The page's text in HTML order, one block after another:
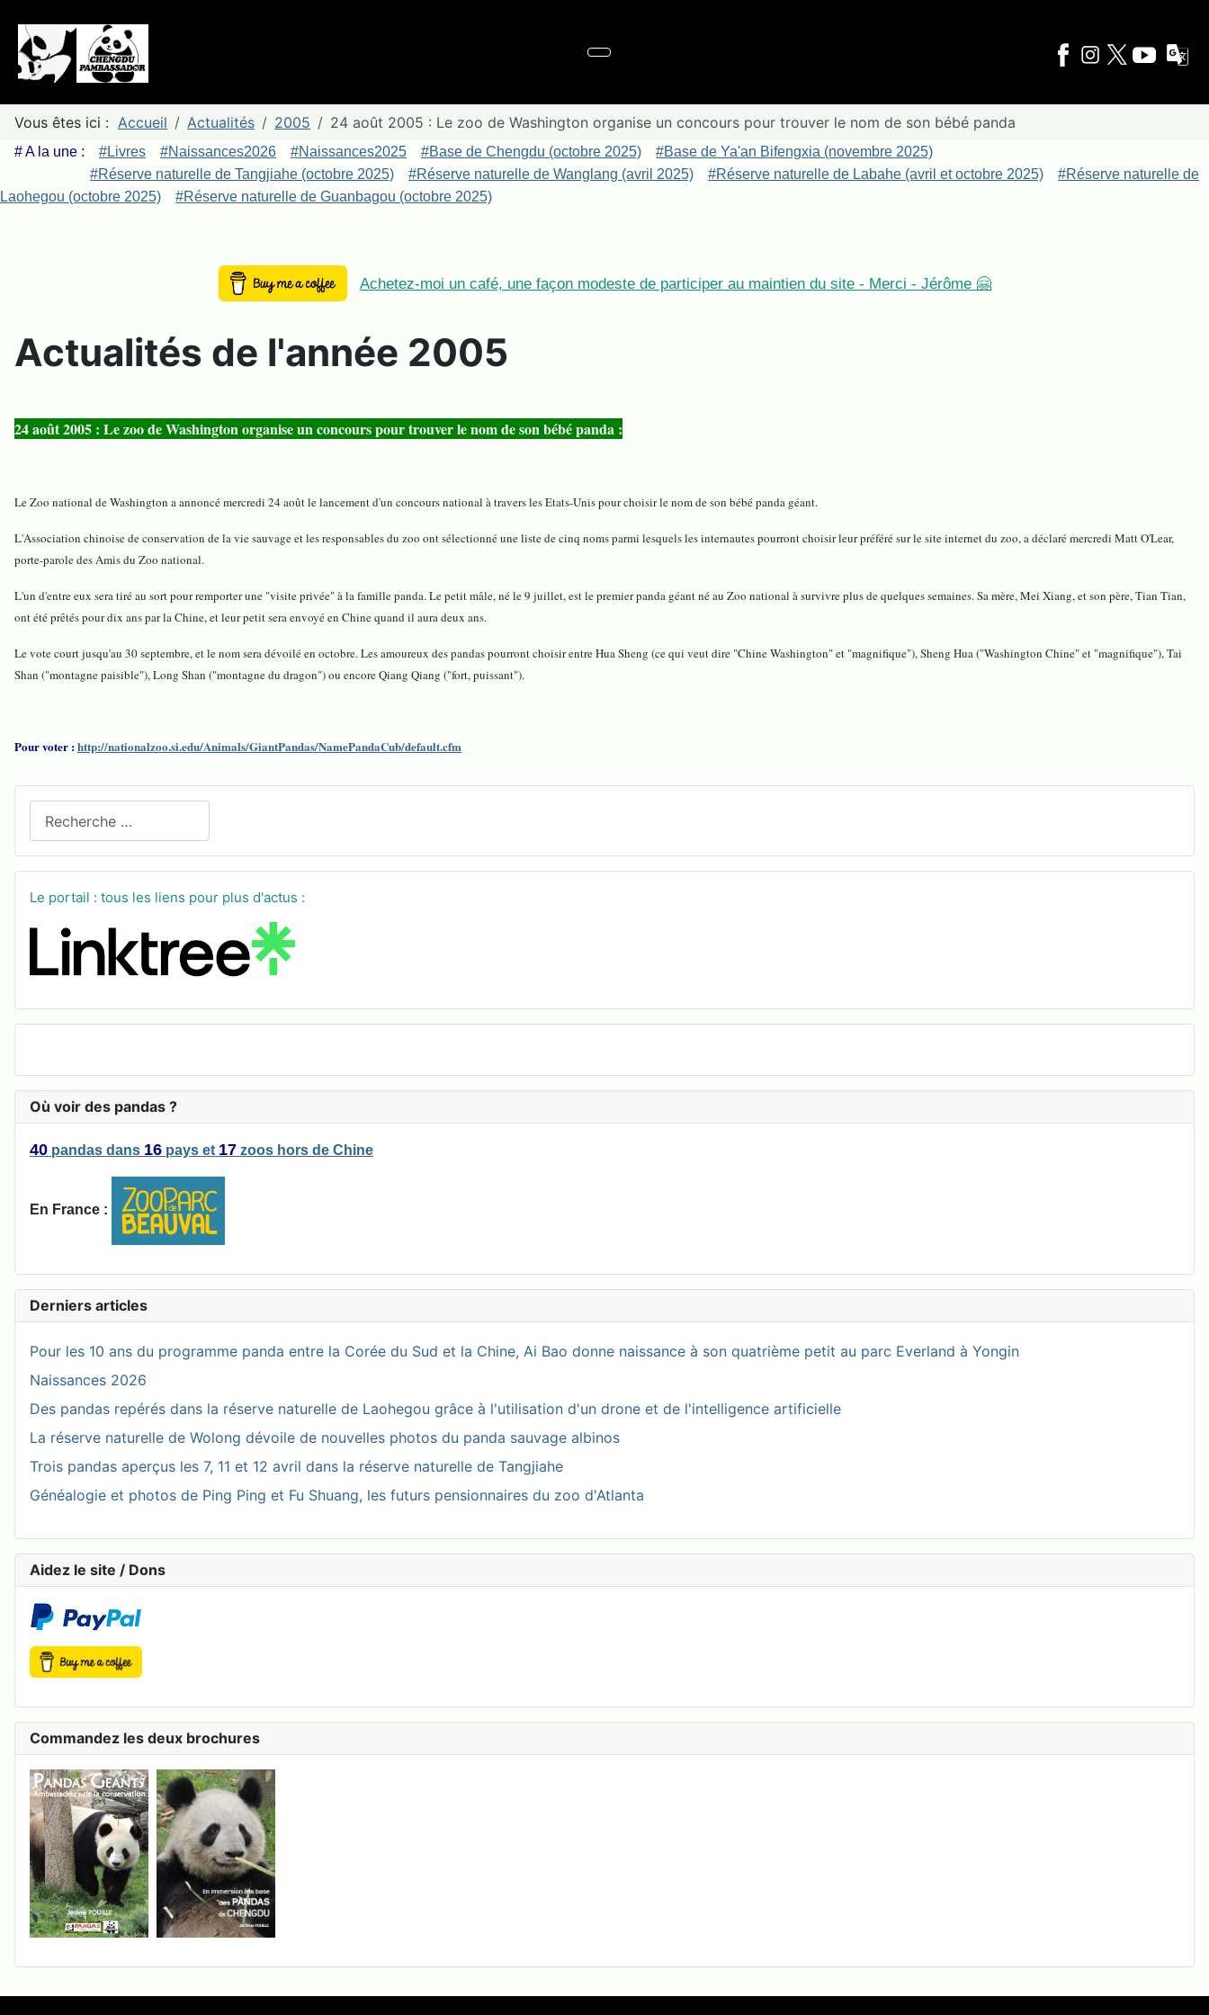
Vous êtes ici : Accueil Actualités 2005 24 août 2005 : Le zoo de Washington organise un concours pour trouver le nom de son bébé panda
# A la une : #Livres #Naissances2026 #Naissances2025 #Base de Chengdu (octobre 2025)
#Base de Ya'an Bifengxia (novembre 2025)
#Réserve naturelle de Tangjiahe (octobre 2025)
#Réserve naturelle de Wanglang (avril 2025) #Réserve naturelle de Labahe (avril et octobre 2025)
#Réserve naturelle de
Laohegou (octobre 2025)
#Réserve naturelle de Guanbagou (octobre 2025)
Le portail : tous les liens pour plus d'actus :
Où voir des pandas ?
40 pandas dans 16 pays et 17 zoos hors de Chine
En France :
Derniers articles
Pour les 10 ans du programme panda entre la Corée du Sud et la Chine, Ai Bao donne naissance à son quatrième petit au parc Everland à Yongin
Naissances 2026
Des pandas repérés dans la réserve naturelle de Laohegou grâce à l'utilisation d'un drone et de l'intelligence artificielle
La réserve naturelle de Wolong dévoile de nouvelles photos du panda sauvage albinos
Trois pandas aperçus les 7, 11 et 12 avril dans la réserve naturelle de Tangjiahe
Généalogie et photos de Ping Ping et Fu Shuang, les futurs pensionnaires du zoo d'Atlanta
Aidez le site / Dons
Commandez les deux brochures
Achetez-moi un café, une façon modeste de participer au maintien du site - Merci - Jérôme 🤗
Actualités de l'année 2005
24 août 2005 : Le zoo de Washington organise un concours pour trouver le nom de son bébé panda :
Le Zoo national de Washington a annoncé mercredi 24 août le lancement d'un concours national à travers les Etats-Unis pour choisir le nom de son bébé panda géant.
L'Association chinoise de conservation de la vie sauvage et les responsables du zoo ont sélectionné une liste de cinq noms parmi lesquels les internautes pourront choisir leur préféré sur le site internet du zoo, a déclaré mercredi Matt O'Lear,
porte-parole des Amis du Zoo national.
L'un d'entre eux sera tiré au sort pour remporter une "visite privée" à la famille panda. Le petit mâle, né le 9 juillet, est le premier panda géant né au Zoo national à survivre plus de quelques semaines. Sa mère, Mei Xiang, et son père, Tian Tian,
ont été prêtés pour dix ans par la Chine, et leur petit sera envoyé en Chine quand il aura deux ans.
Le vote court jusqu'au 30 septembre, et le nom sera dévoilé en octobre. Les amoureux des pandas pourront choisir entre Hua Sheng (ce qui veut dire "Chine Washington" et "magnifique"), Sheng Hua ("Washington Chine" et "magnifique"), Tai
Shan ("montagne paisible"), Long Shan ("montagne du dragon") ou encore Qiang Qiang ("fort, puissant").
Pour voter :http://nationalzoo.si.edu/Animals/GiantPandas/NamePandaCub/default.cfm